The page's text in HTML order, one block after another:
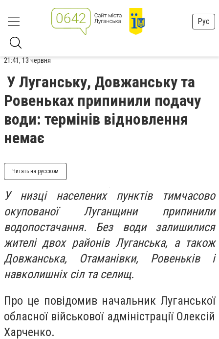
Рус
21:41, 13 червня
У Луганську, Довжанську та
Ровеньках припинили подачу
води: термінів відновлення
немає
Читать на русском
У низці населених пунктів тимчасово
окупованої Луганщини припинили
водопостачання. Без води залишилися
жителі двох районів Луганська, а також
Довжанська, Отаманівки, Ровеньків і
навколишніх сіл та селищ.
Про це повідомив начальник Луганської
обласної військової адміністрації Олексій
Харченко.